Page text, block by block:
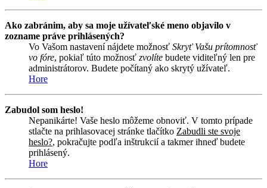
Ako zabránim, aby sa moje užívateľské meno objavilo v
zozname práve prihlásených?
Vo Vašom nastavení nájdete možnosť Skryť Vašu prítomnosť
vo fóre, pokiaľ túto možnosť zvolíte budete viditeľný len pre
administrátorov. Budete počítaný ako skrytý užívateľ.
Hore
Zabudol som heslo!
Nepanikárte! Vaše heslo môžeme obnoviť. V tomto prípade
stlačte na prihlasovacej stránke tlačítko Zabudli ste svoje
heslo?, pokračujte podľa inštrukcií a takmer ihneď budete
prihlásený.
Hore